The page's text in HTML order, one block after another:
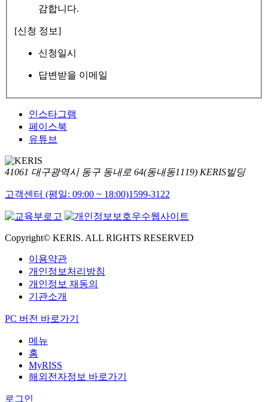
감합니다.
[신청 정보]
신청일시
답변받을 이메일
인스타그램
페이스북
유튜브
41061 대구광역시 동구 동내로 64(동내동1119) KERIS빌딩
고객센터 (평일: 09:00 ~ 18:00)1599-3122
Copyright© KERIS. ALL RIGHTS RESERVED
이용약관
개인정보처리방침
개인정보 재동의
기관소개
PC 버전 바로가기
메뉴
홈
MyRISS
해외전자정보 바로가기
로그인